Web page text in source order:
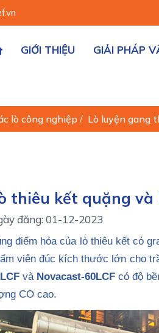
GIỚI THIỆU GIẢI PHÁP
lò công nghiệp / Lò luyện gang
thiêu kết quặng
đăng: 01-12-2023
điểm hỏa của lò thiêu kết có
viên đúc kích thước lớn cho
và Novacast-60LCFcó độ
CO cao.